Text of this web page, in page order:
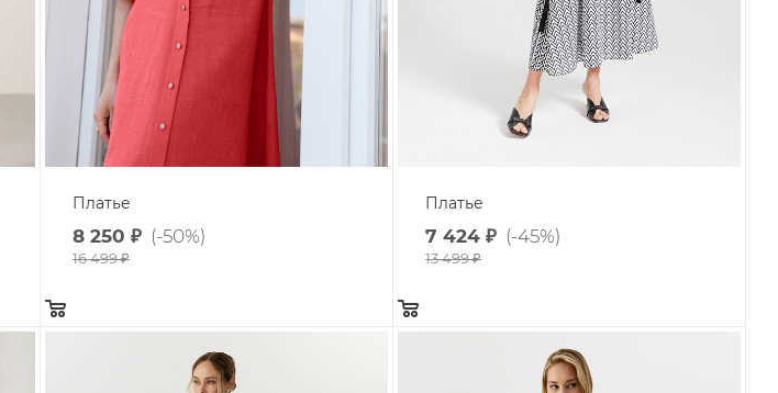
Платье
8 250 ₽ (-50%)
16 499₽
Платье
7 424 ₽ (-45%)
13 499₽